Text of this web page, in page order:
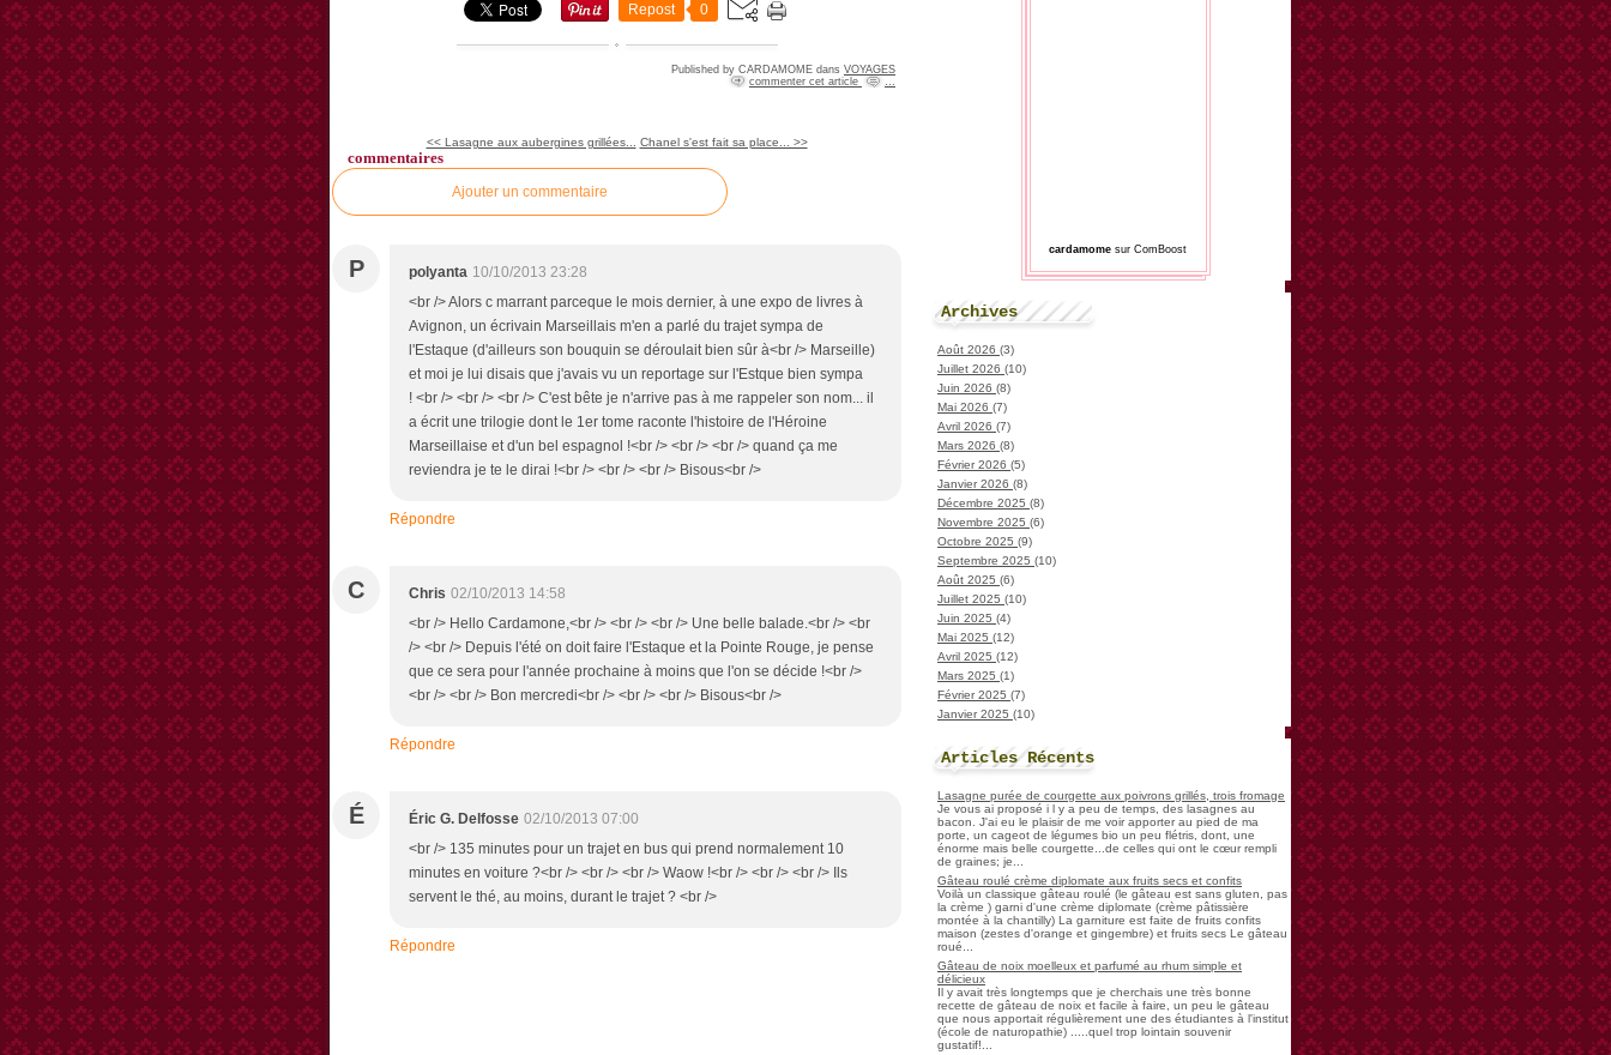
Repost 0
Published by CARDAMOME dans VOYAGES
commenter cet article
…
<< Lasagne aux aubergines grillées... Chanel s'est fait sa place... >>
commentaires
Ajouter un commentaire
P polyanta 10/10/2013 23:28
<br /> Alors c marrant parceque le mois dernier, à une expo de livres à
Avignon, un écrivain Marseillais m'en a parlé du trajet sympa de
l'Estaque (d'ailleurs son bouquin se déroulait bien sûr à<br /> Marseille)
et moi je lui disais que j'avais vu un reportage sur l'Estque bien sympa
! <br /> <br /> <br /> C'est bête je n'arrive pas à me rappeler son nom... il
a écrit une trilogie dont le 1er tome raconte l'histoire de l'Héroine
Marseillaise et d'un bel espagnol !<br /> <br /> <br /> quand ça me
reviendra je te le dirai !<br /> <br /> <br /> Bisous<br />
Répondre
C Chris 02/10/2013 14:58
<br /> Hello Cardamone,<br /> <br /> <br /> Une belle balade.<br /> <br
/> <br /> Depuis l'été on doit faire l'Estaque et la Pointe Rouge, je pense
que ce sera pour l'année prochaine à moins que l'on se décide !<br />
<br /> <br /> Bon mercredi<br /> <br /> <br /> Bisous<br />
Répondre
É Éric G. Delfosse 02/10/2013 07:00
<br /> 135 minutes pour un trajet en bus qui prend normalement 10
minutes en voiture ?<br /> <br /> <br /> Waow !<br /> <br /> <br /> Ils
servent le thé, au moins, durant le trajet ? <br />
Répondre
cardamome sur ComBoost
Archives
Août 2026 (3)
Juillet 2026 (10)
Juin 2026 (8)
Mai 2026 (7)
Avril 2026 (7)
Mars 2026 (8)
Février 2026 (5)
Janvier 2026 (8)
Décembre 2025 (8)
Novembre 2025 (6)
Octobre 2025 (9)
Septembre 2025 (10)
Août 2025 (6)
Juillet 2025 (10)
Juin 2025 (4)
Mai 2025 (12)
Avril 2025 (12)
Mars 2025 (1)
Février 2025 (7)
Janvier 2025 (10)
Articles Récents
Lasagne purée de courgette aux poivrons grillés, trois fromage
Je vous ai proposé i l y a peu de temps, des lasagnes au
bacon. J'ai eu le plaisir de me voir apporter au pied de ma
porte, un cageot de légumes bio un peu flétris, dont, une
énorme mais belle courgette...de celles qui ont le cœur rempli
de graines; je...
Gâteau roulé crème diplomate aux fruits secs et confits
Voilà un classique gâteau roulé (le gâteau est sans gluten, pas
la crème ) garni d'une crème diplomate (crème pâtissière
montée à la chantilly) La garniture est faite de fruits confits
maison (zestes d'orange et gingembre) et fruits secs Le gâteau
roué...
Gâteau de noix moelleux et parfumé au rhum simple et
délicieux
Il y avait très longtemps que je cherchais une très bonne
recette de gâteau de noix et facile à faire, un peu le gâteau
que nous apportait régulièrement une des étudiantes à l'institut
(école de naturopathie) .....quel trop lointain souvenir
gustatif!...